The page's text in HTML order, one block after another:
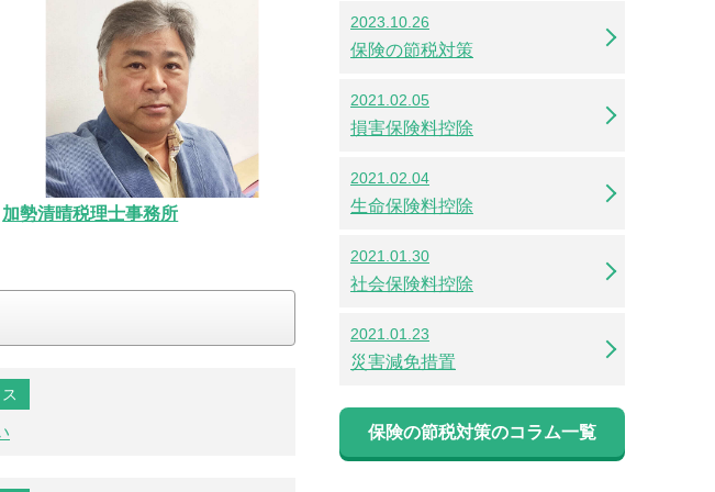
加勢清晴税理士事務所
2023.10.26
保険の節税対策
2021.02.05
損害保険料控除
2021.02.04
生命保険料控除
2021.01.30
社会保険料控除
2021.01.23
災害減免措置
保険の節税対策のコラム一覧